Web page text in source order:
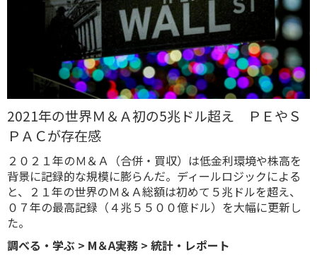
2021年の世界Ｍ＆Ａ初の5兆ドル超え ＰＥやＳ
ＰＡＣが存在感
２０２１年のＭ＆Ａ（合併・買収）は低金利環境や株高を
背景に記録的な規模に膨らんだ。ディールロジックによる
と、２１年の世界のＭ＆Ａ総額は初めて５兆ドルを超え、
０７年の最高記録（４兆５５００億ドル）を大幅に更新し
た。
調べる・学ぶ > M＆A実務 > 統計・レポート